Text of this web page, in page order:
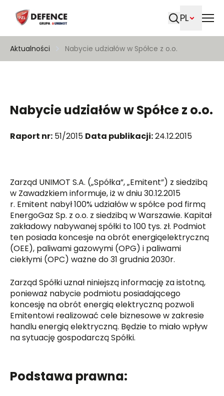
PL
Aktualności Nabycie udziałów w Spółce z o.o.
Nabycie udziałów w Spółce z o.o.
Raport nr: 51/2015 Data publikacji:24.12.2015
Zarząd UNIMOT S.A. („Spółka”, „Emitent”) z siedzibą
w Zawadzkiem informuje, iż w dniu 30.12.2015
r. Emitent nabył 100% udziałów w spółce pod firmą
EnergoGaz Sp. z o.o. z siedzibą w Warszawie. Kapitał
zakładowy nabywanej spółki to 100 tys. zł. Podmiot
ten posiada koncesje na obrót energiąelektryczną
(OEE), paliwami gazowymi (OPG) i paliwami
ciekłymi (OPC) ważne do 31 grudnia 2030r.
Zarząd Spółki uznał niniejszą informację za istotną,
ponieważ nabycie podmiotu posiadającego
koncesję na obrót energią elektryczną pozwoli
Emitentowi realizować cele biznesowe w zakresie
handlu energią elektryczną. Będzie to miało wpływ
na sytuację gospodarczą Spółki.
Podstawa prawna: